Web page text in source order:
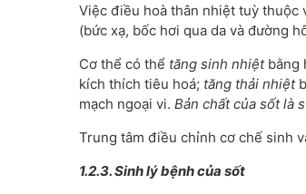
Việc điều hoà thân nhiệt tuỳ thuộc
(bức xạ, bốc hơi qua da và đường
Cơ thể có thể tăng sinh nhiệtbằng
kích thích tiêu hoá; tăng thải nhiệt
mạch ngoại vi. Bản chất của sốt là
Trung tâm điều chỉnh cơ chế sinh
1.2.3. Sinh lý bệnh của sốt